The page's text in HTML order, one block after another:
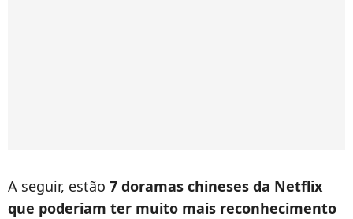
A seguir, estão 7 doramas chineses da Netflix
que poderiam ter muito mais reconhecimento